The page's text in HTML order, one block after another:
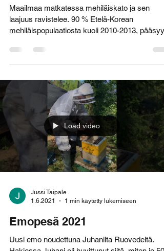
Ilmastonmuutos
Maailmaa matkatessa mehiläiskato ja sen
laajuus ravistelee. 90 % Etelä-Korean
mehiläispopulaatiosta kuoli 2010-2013,
Load video
1.6.2021
1 min käytetty lukemiseen
Emopesä 2021